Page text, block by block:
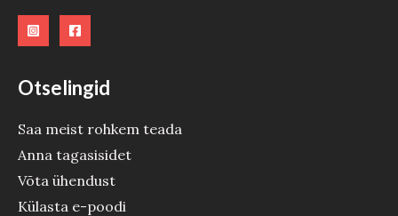
Otselingid
Saa meist rohkem teada
Anna tagasisidet
Võta ühendust
Külasta e-poodi